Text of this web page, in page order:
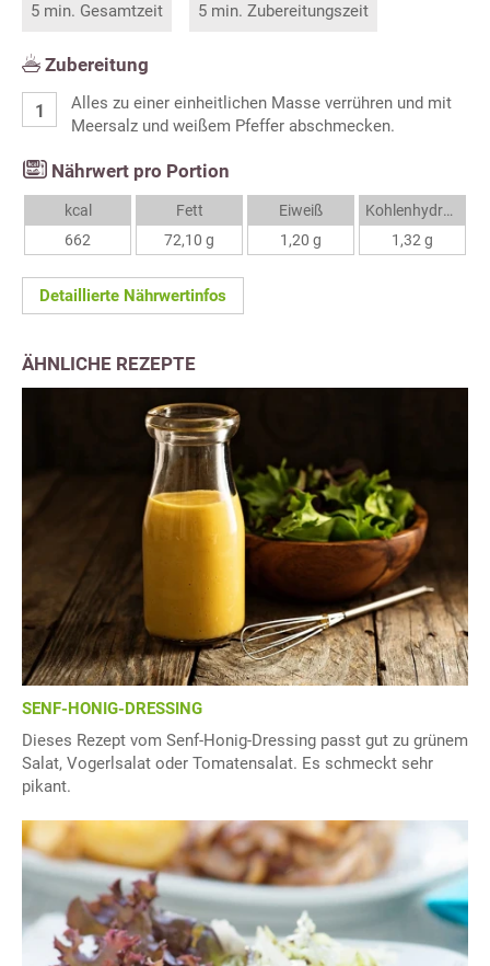
5 min. Gesamtzeit 5 min. Zubereitungszeit
Zubereitung
Alles zu einer einheitlichen Masse verrühren und mit
Meersalz und weißem Pfeffer abschmecken.
Nährwert pro Portion
kcal
662
Fett
72,10 g
Eiweiß
1,20 g
Kohlenhydrate
1,32 g
Detaillierte Nährwertinfos
ÄHNLICHE REZEPTE
SENF-HONIG-DRESSING
Dieses Rezept vom Senf-Honig-Dressing passt gut zu grünem
Salat, Vogerlsalat oder Tomatensalat. Es schmeckt sehr
pikant.